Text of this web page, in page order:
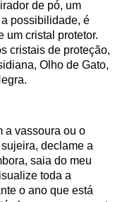
de pó, um
possibilidade, é
um cristal protetor.
cristais de proteção,
Olho de Gato,
a vassoura ou o
declame a
saia do meu
toda a
o ano que está